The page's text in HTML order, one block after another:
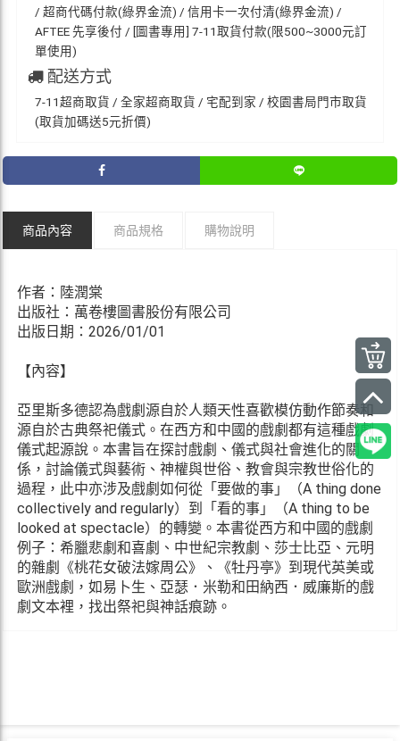
/ 超商代碼付款(綠界金流) / 信用卡一次付清(綠界金流) /
AFTEE 先享後付 / [圖書專用] 7-11取貨付款(限500~3000元訂
單使用)
配送方式
7-11超商取貨 / 全家超商取貨 / 宅配到家 / 校園書局門市取貨
(取貨加碼送5元折價)
商品內容 商品規格 購物說明
作者：陸潤棠
出版社：萬卷樓圖書股份有限公司
出版日期：2026/01/01
【內容】
亞里斯多德認為戲劇源自於人類天性喜歡模仿動作節奏和
源自於古典祭祀儀式。在西方和中國的戲劇都有這種戲劇
儀式起源說。本書旨在探討戲劇、儀式與社會進化的關
係，討論儀式與藝術、神權與世俗、教會與宗教世俗化的
過程，此中亦涉及戲劇如何從「要做的事」（A thing done
collectively and regularly）到「看的事」（A thing to be
looked at spectacle）的轉變。本書從西方和中國的戲劇
例子：希臘悲劇和喜劇、中世紀宗教劇、莎士比亞、元明
的雜劇《桃花女破法嫁周公》、《牡丹亭》到現代英美或
歐洲戲劇，如易卜生、亞瑟．米勒和田納西．威廉斯的戲
劇文本裡，找出祭祀與神話痕跡。